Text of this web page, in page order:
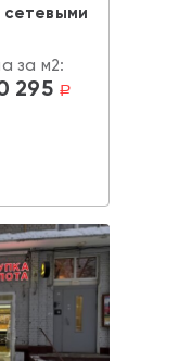
сетевыми
за м2:
295 a